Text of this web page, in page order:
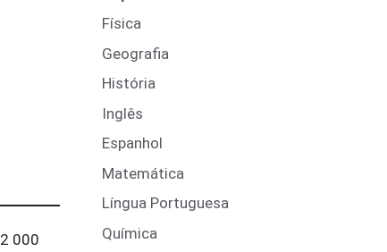
000
Física
Geografia
História
Inglês
Espanhol
Matemática
Língua Portuguesa
Química